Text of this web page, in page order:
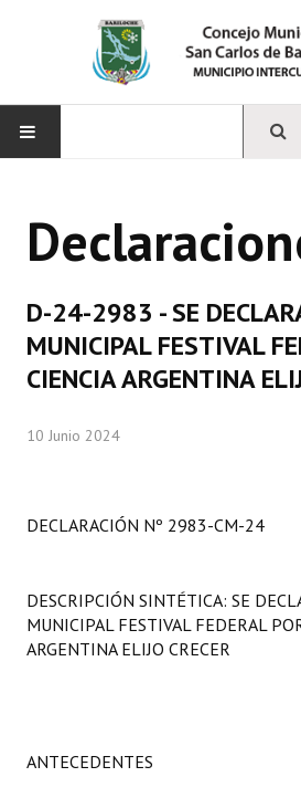
CONCEJO
Integrantes del Concejo
Comisiones Permanentes
Comisiones Especiales
Programas
Constitución Nacional
Reglamento Interno
D-24-2983 - SE
MUNICIPAL FESTIVAL
CIENCIA ARGENTINA
10 Junio 2024
DECLARACIÓN Nº 2983-CM-24
DESCRIPCIÓN SINTÉTICA: SE
MUNICIPAL FESTIVAL FEDERAL
ARGENTINA ELIJO CRECER
ANTECEDENTES